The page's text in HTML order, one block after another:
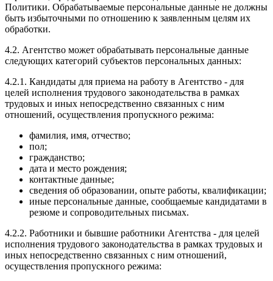
Политики. Обрабатываемые персональные данные не должны
быть избыточными по отношению к заявленным целям их
обработки.
4.2. Агентство может обрабатывать персональные данные
следующих категорий субъектов персональных данных:
4.2.1. Кандидаты для приема на работу в Агентство - для
целей исполнения трудового законодательства в рамках
трудовых и иных непосредственно связанных с ним
отношений, осуществления пропускного режима:
фамилия, имя, отчество;
пол;
гражданство;
дата и место рождения;
контактные данные;
сведения об образовании, опыте работы, квалификации;
иные персональные данные, сообщаемые кандидатами в
резюме и сопроводительных письмах.
4.2.2. Работники и бывшие работники Агентства - для целей
исполнения трудового законодательства в рамках трудовых и
иных непосредственно связанных с ним отношений,
осуществления пропускного режима: